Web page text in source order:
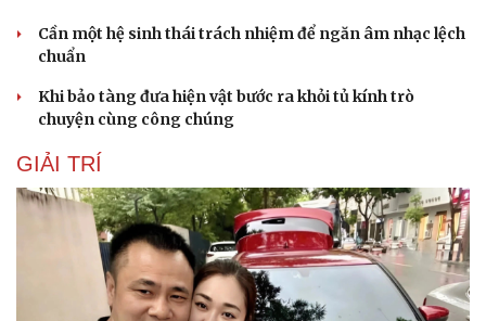
Cần một hệ sinh thái trách nhiệm để ngăn âm nhạc lệch
chuẩn
Khi bảo tàng đưa hiện vật bước ra khỏi tủ kính trò
chuyện cùng công chúng
GIẢI TRÍ